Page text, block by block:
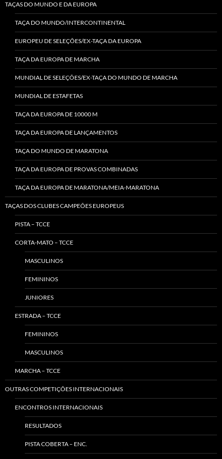
TAÇAS DO MUNDO E DA EUROPA
TAÇA DO MUNDO/INTERCONTINENTAL
EUROPEU DE SELEÇÕES/EX-TAÇA DA EUROPA
TAÇA DA EUROPA DE MARCHA
MUNDIAL DE SELEÇÕES/EX-TAÇA DO MUNDO DE MARCHA
MUNDIAL DE ESTAFETAS
TAÇA DA EUROPA DE 10000 M
TAÇA DA EUROPA DE LANÇAMENTOS
TAÇA DO MUNDO DE MARATONA
TAÇA DA EUROPA DE PROVAS COMBINADAS
TAÇA DA EUROPA DE MARATONA/MEIA-MARATONA
TAÇAS DOS CLUBES CAMPEÕES EUROPEUS
PISTA – TCCE
CORTA-MATO – TCCE
MASCULINOS
FEMININOS
JUNIORES
ESTRADA – TCCE
FEMININOS
MASCULINOS
MARCHA – TCCE
OUTRAS COMPETIÇÕES INTERNACIONAIS
ENCONTROS INTERNACIONAIS
RESULTADOS
PISTA COBERTA – ENC.